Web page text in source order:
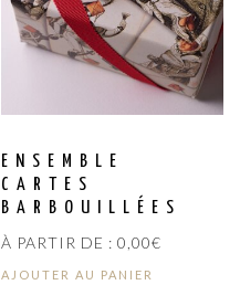
ENSEMBLE
CARTES
BARBOUILLÉES
À PARTIR DE :0,00€
AJOUTER AU PANIER